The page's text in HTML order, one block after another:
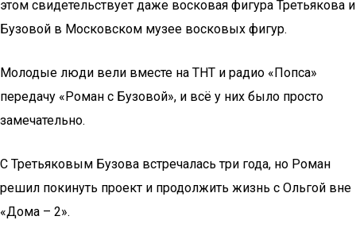
этом свидетельствует даже восковая фигура Третьякова и
Бузовой в Московском музее восковых фигур.
Молодые люди вели вместе на ТНТ и радио «Попса»
передачу «Роман с Бузовой», и всё у них было просто
замечательно.
С Третьяковым Бузова встречалась три года, но Роман
решил покинуть проект и продолжить жизнь с Ольгой вне
«Дома – 2».